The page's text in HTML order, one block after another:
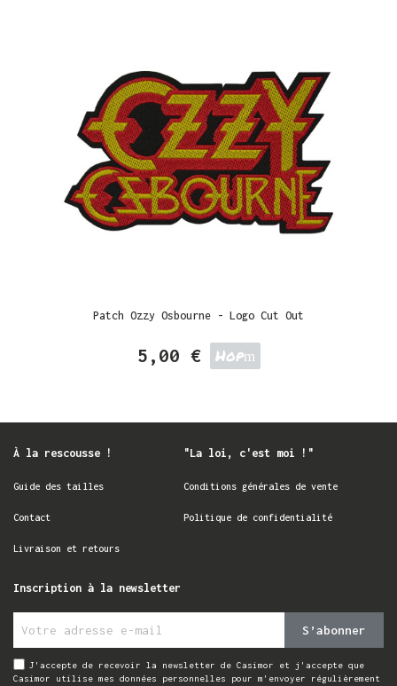
Patch Ozzy Osbourne - Logo Cut Out
5,00 € Hop
À la rescousse !
Guide des tailles
Contact
Livraison et retours
"La loi, c'est moi !"
Conditions générales de vente
Politique de confidentialité
Inscription à la newsletter
S’abonner
J'accepte de recevoir la newsletter de Casimor et j'accepte que
Casimor utilise mes données personnelles pour m'envoyer régulièrement